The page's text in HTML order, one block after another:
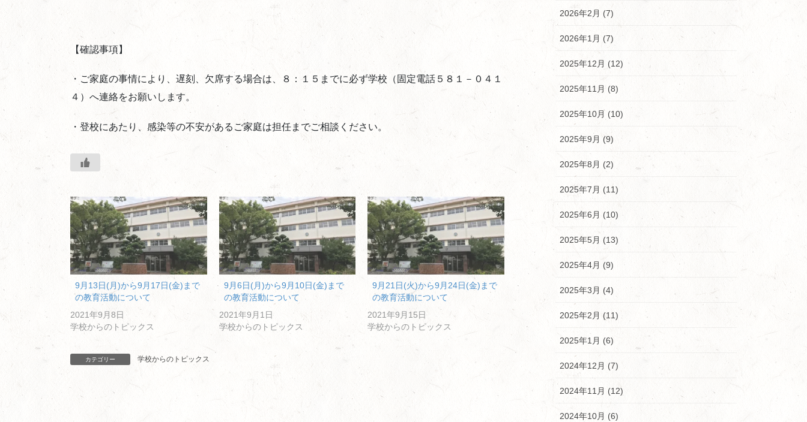
【確認事項】
・ご家庭の事情により、遅刻、欠席する場合は、８：１５までに必ず学校（固定電話５８１－０４１
４）へ連絡をお願いします。
・登校にあたり、感染等の不安があるご家庭は担任までご相談ください。
9月13日(月)から9月17日(金)まで
の教育活動について
2021年9月8日
学校からのトピックス
9月6日(月)から9月10日(金)まで
の教育活動について
2021年9月1日
学校からのトピックス
9月21日(火)から9月24日(金)まで
の教育活動について
2021年9月15日
学校からのトピックス
カテゴリー 学校からのトピックス
2026年2月 (7)
2026年1月 (7)
2025年12月 (12)
2025年11月 (8)
2025年10月 (10)
2025年9月 (9)
2025年8月 (2)
2025年7月 (11)
2025年6月 (10)
2025年5月 (13)
2025年4月 (9)
2025年3月 (4)
2025年2月 (11)
2025年1月 (6)
2024年12月 (7)
2024年11月 (12)
2024年10月 (6)